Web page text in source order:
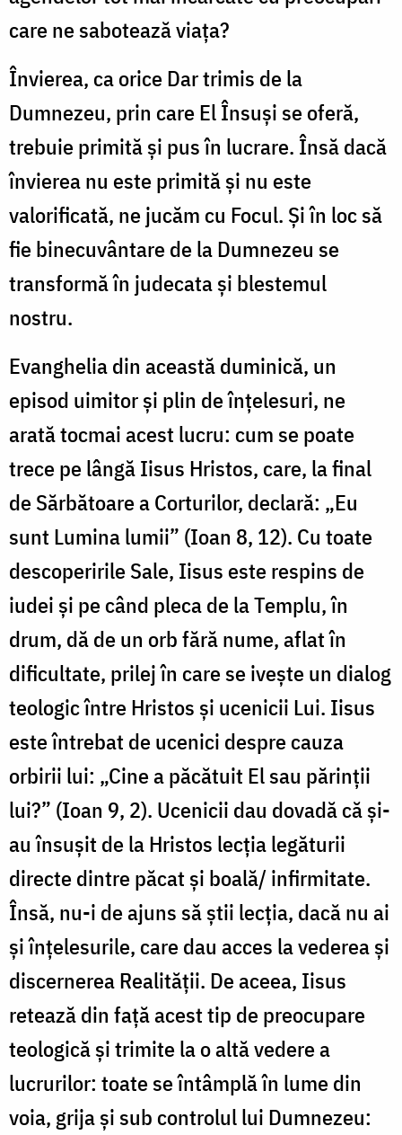
care ne sabotează viața?
Învierea, ca orice Dar trimis de la
Dumnezeu, prin care El Însuși se oferă,
trebuie primită și pus în lucrare. Însă dacă
învierea nu este primită și nu este
valorificată, ne jucăm cu Focul. Și în loc să
fie binecuvântare de la Dumnezeu se
transformă în judecata și blestemul
nostru.
Evanghelia din această duminică, un
episod uimitor și plin de înțelesuri, ne
arată tocmai acest lucru: cum se poate
trece pe lângă Iisus Hristos, care, la final
de Sărbătoare a Corturilor, declară: „Eu
sunt Lumina lumii” (Ioan 8, 12). Cu toate
descoperirile Sale, Iisus este respins de
iudei și pe când pleca de la Templu, în
drum, dă de un orb fără nume, aflat în
dificultate, prilej în care se ivește un dialog
teologic între Hristos și ucenicii Lui. Iisus
este întrebat de ucenici despre cauza
orbirii lui: „Cine a păcătuit El sau părinții
lui?” (Ioan 9, 2). Ucenicii dau dovadă că și-
au însușit de la Hristos lecția legăturii
directe dintre păcat și boală/ infirmitate.
Însă, nu-i de ajuns să știi lecția, dacă nu ai
și înțelesurile, care dau acces la vederea și
discernerea Realității. De aceea, Iisus
retează din față acest tip de preocupare
teologică și trimite la o altă vedere a
lucrurilor: toate se întâmplă în lume din
voia, grija și sub controlul lui Dumnezeu: